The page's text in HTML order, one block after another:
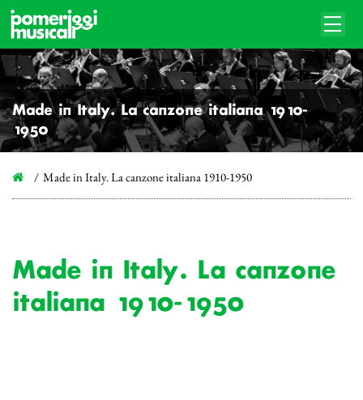
Made in Italy. La canzone italiana 1910-
1950
Made in Italy. La canzone italiana 1910-1950
Made in Italy. La canzone
italiana 1910-1950